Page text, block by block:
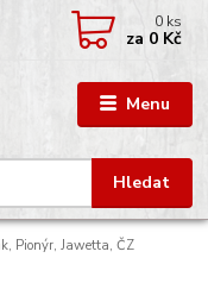
Menu
Hledat
0 ks
za 0 Kč
Pionýr, Jawetta, ČZ